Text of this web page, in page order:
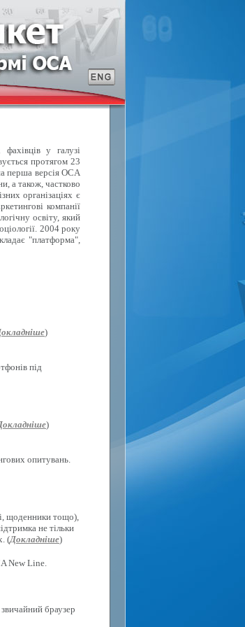
у галузі
протягом 23
перша версія OCA
а також, частково
організаціях є
компанії
освіту, який
2004 року
"платформа",
)
під
)
опитувань.
щоденники тощо),
не тільки
(Докладніше)
New Line.
браузер